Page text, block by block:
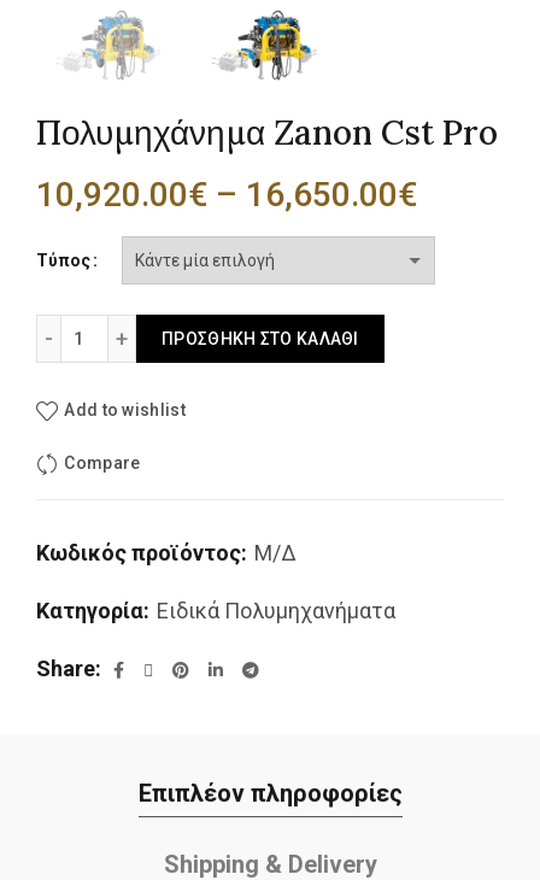
Πολυμηχάνημα Zanon Cst Pro
10,920.00€ – 16,650.00€Price
range:
Τύπος
Πολυμηχάνημα Zanon Cst Pro ποσότητα
ΠΡΟΣΘΉΚΗ ΣΤΟ ΚΑΛΆΘΙ
Add to wishlist
Compare
Κωδικός προϊόντος: Μ/Δ
Κατηγορία: Ειδικά Πολυμηχανήματα
Share
Επιπλέον πληροφορίες
Shipping & Delivery